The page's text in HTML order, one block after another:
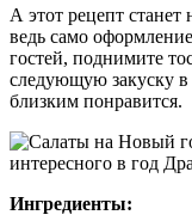
А этот рецепт
ведь само
гостей, поднимите
следующую закуску
близким понравится.
Ингредиенты: